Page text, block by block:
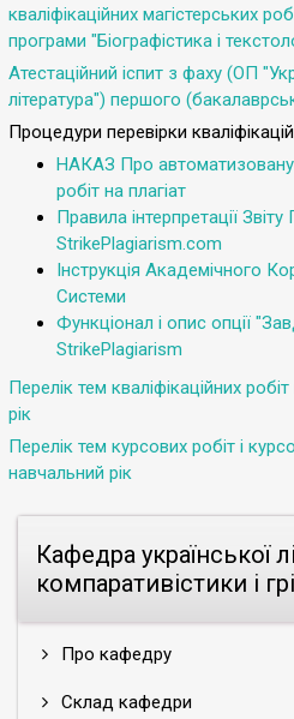
Кафедра української
компаративістики і
Про кафедру
Склад кафедри
кваліфікаційних магістерських
програми "Біографістика і
Атестаційний іспит з фаху (ОП
література") першого
Процедури перевірки
НАКАЗ Про автоматизовану
робіт на плагіат
Правила інтерпретації Звіту
StrikePlagiarism.com
Інструкція Академічного
Системи
Функціонал і опис опції
StrikePlagiarism
Перелік тем кваліфікаційних
рік
Перелік тем курсових робіт і
навчальний рік